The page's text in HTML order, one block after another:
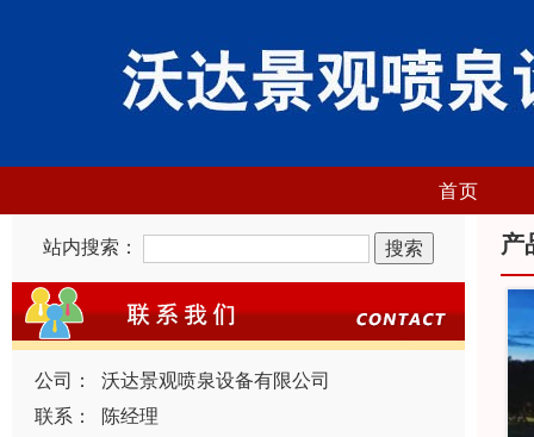
首页
站内搜索：
公司：
沃达景观喷泉设备有限公司
联系：
陈经理
产